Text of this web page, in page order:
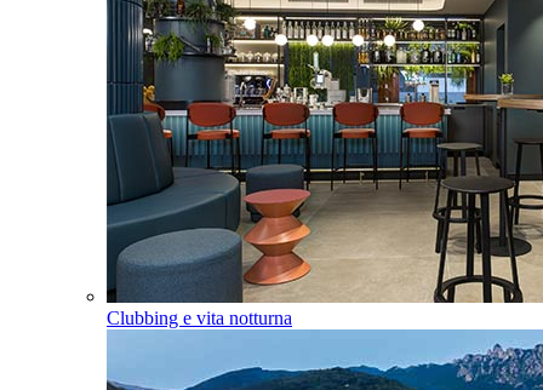
Clubbing e vita notturna